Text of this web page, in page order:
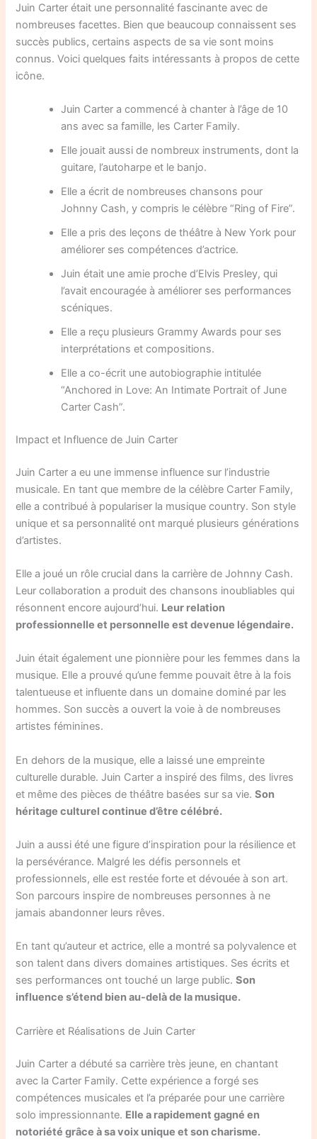
Juin Carter était une personnalité fascinante avec de
nombreuses facettes. Bien que beaucoup connaissent ses
succès publics, certains aspects de sa vie sont moins
connus. Voici quelques faits intéressants à propos de cette
icône.
Juin Carter a commencé à chanter à l’âge de 10
ans avec sa famille, les Carter Family.
Elle jouait aussi de nombreux instruments, dont la
guitare, l’autoharpe et le banjo.
Elle a écrit de nombreuses chansons pour
Johnny Cash, y compris le célèbre “Ring of Fire”.
Elle a pris des leçons de théâtre à New York pour
améliorer ses compétences d’actrice.
Juin était une amie proche d’Elvis Presley, qui
l’avait encouragée à améliorer ses performances
scéniques.
Elle a reçu plusieurs Grammy Awards pour ses
interprétations et compositions.
Elle a co-écrit une autobiographie intitulée
“Anchored in Love: An Intimate Portrait of June
Carter Cash”.
Impact et Influence de Juin Carter
Juin Carter a eu une immense influence sur l’industrie
musicale. En tant que membre de la célèbre Carter Family,
elle a contribué à populariser la musique country. Son style
unique et sa personnalité ont marqué plusieurs générations
d’artistes.
Elle a joué un rôle crucial dans la carrière de Johnny Cash.
Leur collaboration a produit des chansons inoubliables qui
résonnent encore aujourd’hui. Leur relation
professionnelle et personnelle est devenue légendaire.
Juin était également une pionnière pour les femmes dans la
musique. Elle a prouvé qu’une femme pouvait être à la fois
talentueuse et influente dans un domaine dominé par les
hommes. Son succès a ouvert la voie à de nombreuses
artistes féminines.
En dehors de la musique, elle a laissé une empreinte
culturelle durable. Juin Carter a inspiré des films, des livres
et même des pièces de théâtre basées sur sa vie.Son
héritage culturel continue d’être célébré.
Juin a aussi été une figure d’inspiration pour la résilience et
la persévérance. Malgré les défis personnels et
professionnels, elle est restée forte et dévouée à son art.
Son parcours inspire de nombreuses personnes à ne
jamais abandonner leurs rêves.
En tant qu’auteur et actrice, elle a montré sa polyvalence et
son talent dans divers domaines artistiques. Ses écrits et
ses performances ont touché un large public.Son
influence s’étend bien au-delà de la musique.
Carrière et Réalisations de Juin Carter
Juin Carter a débuté sa carrière très jeune, en chantant
avec la Carter Family. Cette expérience a forgé ses
compétences musicales et l’a préparée pour une carrière
solo impressionnante. Elle a rapidement gagné en
notoriété grâce à sa voix unique et son charisme.